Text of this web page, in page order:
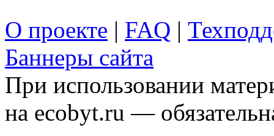
О проекте | FAQ |
Баннеры сайта
При использовании
на ecobyt.ru —